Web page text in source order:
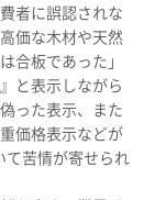
者に誤認されな
価な木材や天然
合板であった」
と表示しながら
った表示、また
価格表示などが
て苦情が寄せられ